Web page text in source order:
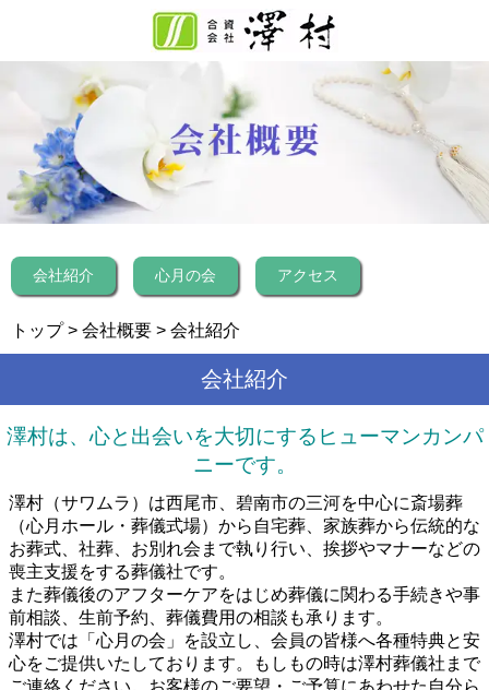
会社紹介 心月の会 アクセス
トップ> 会社概要 > 会社紹介
会社紹介
澤村は、心と出会いを大切にするヒューマンカンパ
ニーです。
澤村（サワムラ）は西尾市、碧南市の三河を中心に斎場葬
（心月ホール・葬儀式場）から自宅葬、家族葬から伝統的な
お葬式、社葬、お別れ会まで執り行い、挨拶やマナーなどの
喪主支援をする葬儀社です。
また葬儀後のアフターケアをはじめ葬儀に関わる手続きや事
前相談、生前予約、葬儀費用の相談も承ります。
澤村では「心月の会」を設立し、会員の皆様へ各種特典と安
心をご提供いたしております。もしもの時は澤村葬儀社まで